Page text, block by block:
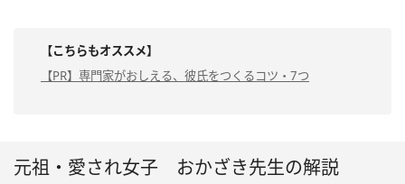
【こちらもオススメ】
【PR】専門家がおしえる、彼氏をつくるコツ・7つ
元祖・愛され女子 おかざき先生の解説